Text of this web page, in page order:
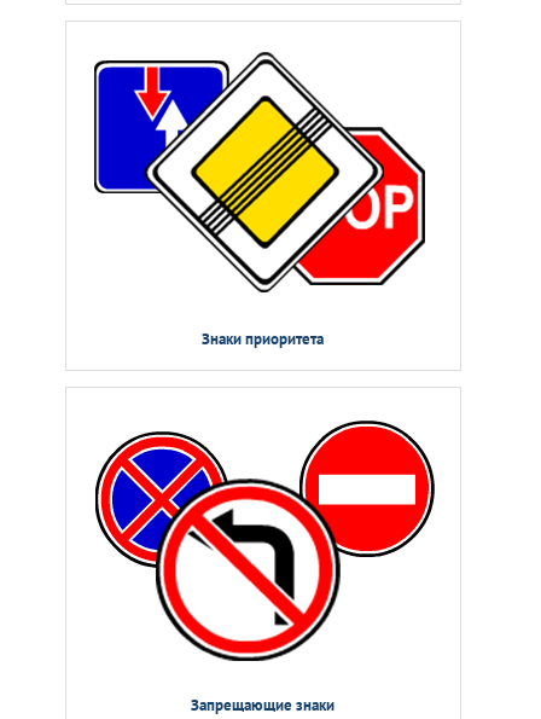
Знаки приоритета
Запрещающие знаки